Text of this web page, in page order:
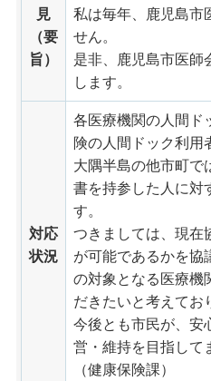
見
（要
旨）
私は毎年、鹿児島市
せん。
是非、鹿児島市医師
します。
対応
状況
各医療機関の人間ド
険の人間ドック利用
大隅半島の他市町で
書を持参した人に対
す。
つきましては、現在
が可能であるかを協
の対象となる医療機
だきたいと考えてお
今後とも市民が、安
営・維持を目指して
（健康保険課）